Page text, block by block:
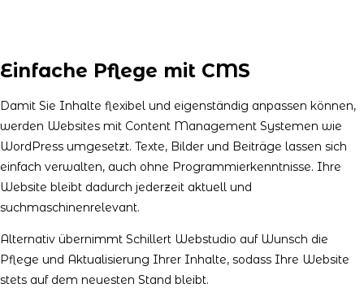
Einfache Pflege mit CMS
Damit Sie Inhalte flexibel und eigenständig anpassen können,
werden Websites mit Content Management Systemen wie
WordPress umgesetzt. Texte, Bilder und Beiträge lassen sich
einfach verwalten, auch ohne Programmierkenntnisse. Ihre
Website bleibt dadurch jederzeit aktuell und
suchmaschinenrelevant.
Alternativ übernimmt Schillert Webstudio auf Wunsch die
Pflege und Aktualisierung Ihrer Inhalte, sodass Ihre Website
stets auf dem neuesten Stand bleibt.